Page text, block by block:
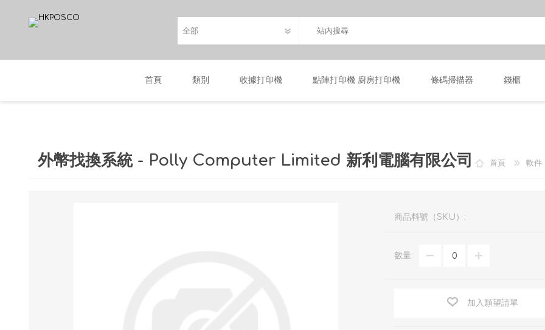
首頁 類別 收據打印機 點陣打印機 廚房打印機 條碼掃描器 錢櫃
首頁 軟件
外幣找換系統 - Polly Computer Limited 新利電腦有限公司
商品料號（SKU）:
數量:
加入願望請單